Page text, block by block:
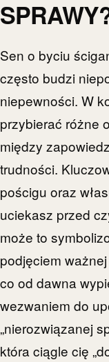
Sen o byciu
często budzi
niepewności. W
przybierać różne
między
trudności.
pościgu oraz
uciekasz przed
może to
podjęciem
co od dawna
wezwaniem do
„nierozwiązanej
która ciągle cię